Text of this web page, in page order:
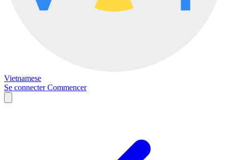
Vietnamese
Se connecterCommencer